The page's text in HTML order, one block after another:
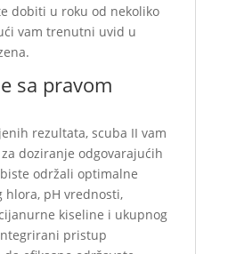
dobiti u roku od nekoliko
vam trenutni uvid u
sa pravom
rezultata, scuba II vam
doziranje odgovarajućih
održali optimalne
hlora, pH vrednosti,
kiseline i ukupnog
pristup